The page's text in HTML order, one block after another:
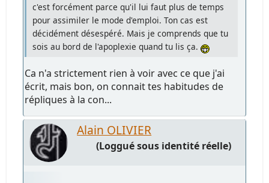
c'est forcément parce qu'il lui faut plus de temps
pour assimiler le mode d'emploi. Ton cas est
décidément désespéré. Mais je comprends que tu
sois au bord de l'apoplexie quand tu lis ça.
Ca n'a strictement rien à voir avec ce que j'ai
écrit, mais bon, on connait tes habitudes de
répliques à la con...
Alain OLIVIER
(Loggué sous identité réelle)